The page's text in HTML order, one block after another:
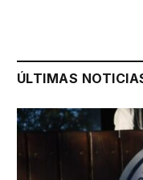
ÚLTIMAS